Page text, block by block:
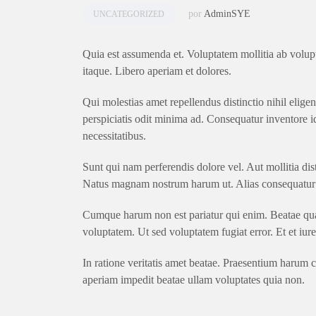
UNCATEGORIZED por AdminSYE
Quia est assumenda et. Voluptatem mollitia ab
itaque. Libero aperiam et dolores.
Qui molestias amet repellendus distinctio nihil
perspiciatis odit minima ad. Consequatur inventore
necessitatibus.
Sunt qui nam perferendis dolore vel. Aut mollitia
Natus magnam nostrum harum ut. Alias
Cumque harum non est pariatur qui enim. Beatae
voluptatem. Ut sed voluptatem fugiat error. Et et
In ratione veritatis amet beatae. Praesentium
aperiam impedit beatae ullam voluptates quia non.